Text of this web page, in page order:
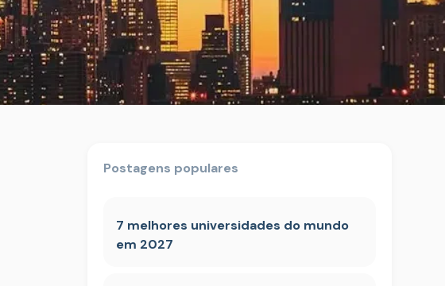
Postagens populares
7 melhores universidades do mundo
em 2027